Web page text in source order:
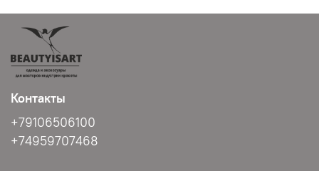
Контакты
+79106506100
+74959707468